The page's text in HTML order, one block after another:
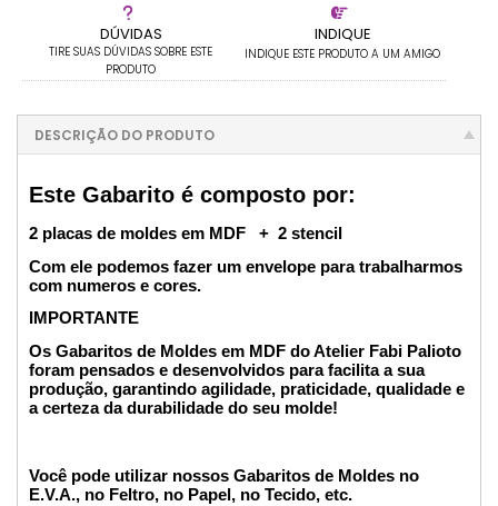
DÚVIDAS
TIRE SUAS DÚVIDAS SOBRE ESTE
PRODUTO
INDIQUE
INDIQUE ESTE PRODUTO A UM AMIGO
DESCRIÇÃO DO PRODUTO
Este Gabarito é composto por:
2 placas de moldes em MDF + 2 stencil
Com ele podemos fazer um envelope para trabalharmos
com numeros e cores.
IMPORTANTE
Os Gabaritos de Moldes em MDF do Atelier Fabi Palioto
foram pensados e desenvolvidos para facilita a sua
produção, garantindo agilidade, praticidade, qualidade e
a certeza da durabilidade do seu molde!
Você pode utilizar nossos Gabaritos de Moldes no
E.V.A., no Feltro, no Papel, no Tecido, etc.